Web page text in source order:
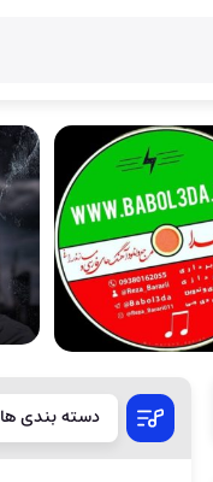
دسته بندی ها